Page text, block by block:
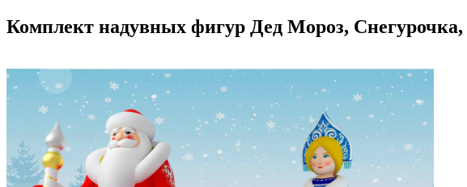
Комплект надувных фигур Дед Мороз, Снегурочка,